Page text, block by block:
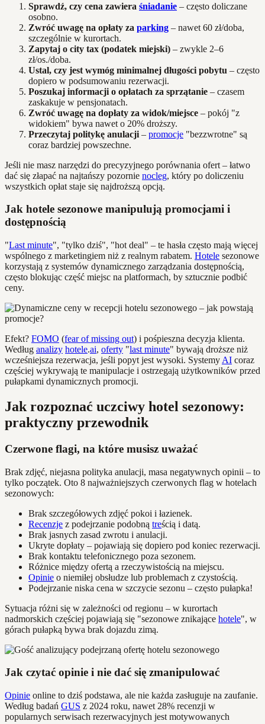
Sprawdź, czy cena zawiera śniadanie – często doliczane
osobno.
Zwróć uwagę na opłaty za parking – nawet 60 zł/doba,
szczególnie w kurortach.
Zapytaj o city tax (podatek miejski) – zwykle 2–6
zł/os./doba.
Ustal, czy jest wymóg minimalnej długości pobytu – często
dopiero w podsumowaniu rezerwacji.
Poszukaj informacji o opłatach za sprzątanie – czasem
zaskakuje w pensjonatach.
Zwróć uwagę na dopłaty za widok/miejsce – pokój "z
widokiem" bywa nawet o 20% droższy.
Przeczytaj politykę anulacji – promocje "bezzwrotne" są
coraz bardziej powszechne.
Jeśli nie masz narzędzi do precyzyjnego porównania ofert – łatwo
dać się złapać na najtańszy pozornie nocleg, który po doliczeniu
wszystkich opłat staje się najdroższą opcją.
Jak hotele sezonowe manipulują promocjami i
dostępnością
"Last minute", "tylko dziś", "hot deal" – te hasła często mają więcej
wspólnego z marketingiem niż z realnym rabatem. Hotele sezonowe
korzystają z systemów dynamicznego zarządzania dostępnością,
często blokując część miejsc na platformach, by sztucznie podbić
ceny.
Efekt? FOMO (fear of missing out) i pośpieszna decyzja klienta.
Według analizy hotele.ai, oferty "last minute" bywają droższe niż
wcześniejsza rezerwacja, jeśli popyt jest wysoki. Systemy AI coraz
częściej wykrywają te manipulacje i ostrzegają użytkowników przed
pułapkami dynamicznych promocji.
Jak rozpoznać uczciwy hotel sezonowy:
praktyczny przewodnik
Czerwone flagi, na które musisz uważać
Brak zdjęć, niejasna polityka anulacji, masa negatywnych opinii – to
tylko początek. Oto 8 najważniejszych czerwonych flag w hotelach
sezonowych:
Brak szczegółowych zdjęć pokoi i łazienek.
Recenzje z podejrzanie podobną treścią i datą.
Brak jasnych zasad zwrotu i anulacji.
Ukryte dopłaty – pojawiają się dopiero pod koniec rezerwacji.
Brak kontaktu telefonicznego poza sezonem.
Różnice między ofertą a rzeczywistością na miejscu.
Opinie o niemiłej obsłudze lub problemach z czystością.
Podejrzanie niska cena w szczycie sezonu – często pułapka!
Sytuacja różni się w zależności od regionu – w kurortach
nadmorskich częściej pojawiają się "sezonowe znikające hotele", w
górach pułapką bywa brak dojazdu zimą.
Jak czytać opinie i nie dać się zmanipulować
Opinie online to dziś podstawa, ale nie każda zasługuje na zaufanie.
Według badań GUS z 2024 roku, nawet 28% recenzji w
popularnych serwisach rezerwacyjnych jest motywowanych